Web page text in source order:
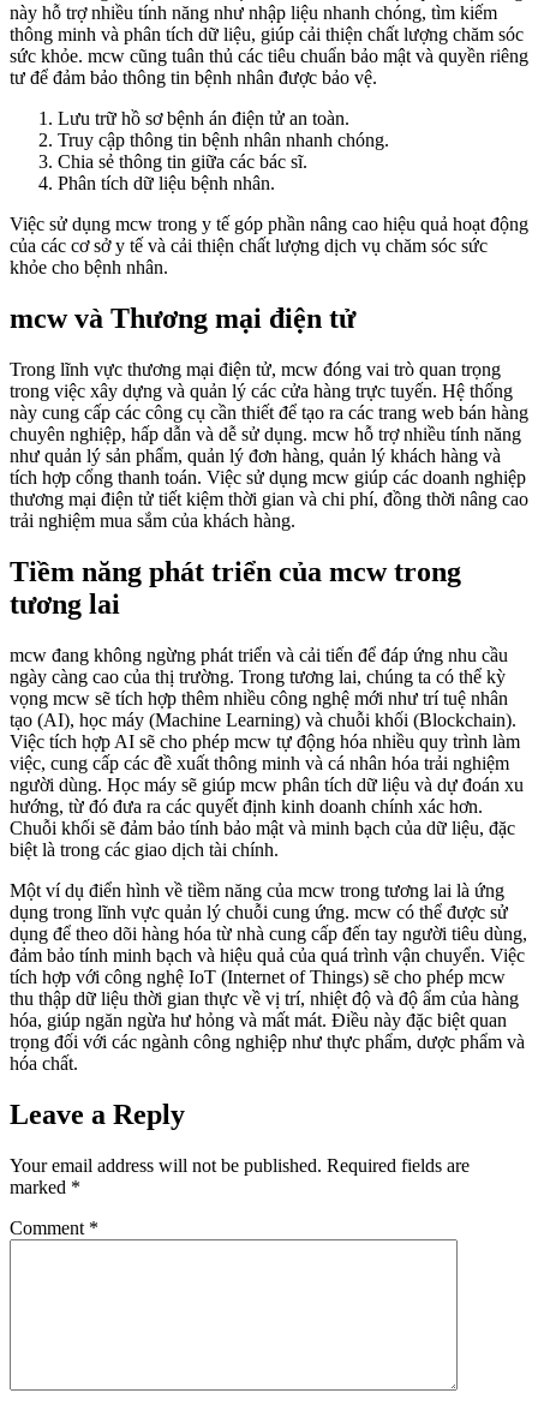
này hỗ trợ nhiều tính năng như nhập liệu nhanh chóng, tìm kiếm
thông minh và phân tích dữ liệu, giúp cải thiện chất lượng chăm sóc
sức khỏe. mcw cũng tuân thủ các tiêu chuẩn bảo mật và quyền riêng
tư để đảm bảo thông tin bệnh nhân được bảo vệ.
Lưu trữ hồ sơ bệnh án điện tử an toàn.
Truy cập thông tin bệnh nhân nhanh chóng.
Chia sẻ thông tin giữa các bác sĩ.
Phân tích dữ liệu bệnh nhân.
Việc sử dụng mcw trong y tế góp phần nâng cao hiệu quả hoạt động
của các cơ sở y tế và cải thiện chất lượng dịch vụ chăm sóc sức
khỏe cho bệnh nhân.
mcw và Thương mại điện tử
Trong lĩnh vực thương mại điện tử, mcw đóng vai trò quan trọng
trong việc xây dựng và quản lý các cửa hàng trực tuyến. Hệ thống
này cung cấp các công cụ cần thiết để tạo ra các trang web bán hàng
chuyên nghiệp, hấp dẫn và dễ sử dụng. mcw hỗ trợ nhiều tính năng
như quản lý sản phẩm, quản lý đơn hàng, quản lý khách hàng và
tích hợp cổng thanh toán. Việc sử dụng mcw giúp các doanh nghiệp
thương mại điện tử tiết kiệm thời gian và chi phí, đồng thời nâng cao
trải nghiệm mua sắm của khách hàng.
Tiềm năng phát triển của mcw trong
tương lai
mcw đang không ngừng phát triển và cải tiến để đáp ứng nhu cầu
ngày càng cao của thị trường. Trong tương lai, chúng ta có thể kỳ
vọng mcw sẽ tích hợp thêm nhiều công nghệ mới như trí tuệ nhân
tạo (AI), học máy (Machine Learning) và chuỗi khối (Blockchain).
Việc tích hợp AI sẽ cho phép mcw tự động hóa nhiều quy trình làm
việc, cung cấp các đề xuất thông minh và cá nhân hóa trải nghiệm
người dùng. Học máy sẽ giúp mcw phân tích dữ liệu và dự đoán xu
hướng, từ đó đưa ra các quyết định kinh doanh chính xác hơn.
Chuỗi khối sẽ đảm bảo tính bảo mật và minh bạch của dữ liệu, đặc
biệt là trong các giao dịch tài chính.
Một ví dụ điển hình về tiềm năng của mcw trong tương lai là ứng
dụng trong lĩnh vực quản lý chuỗi cung ứng. mcw có thể được sử
dụng để theo dõi hàng hóa từ nhà cung cấp đến tay người tiêu dùng,
đảm bảo tính minh bạch và hiệu quả của quá trình vận chuyển. Việc
tích hợp với công nghệ IoT (Internet of Things) sẽ cho phép mcw
thu thập dữ liệu thời gian thực về vị trí, nhiệt độ và độ ẩm của hàng
hóa, giúp ngăn ngừa hư hỏng và mất mát. Điều này đặc biệt quan
trọng đối với các ngành công nghiệp như thực phẩm, dược phẩm và
hóa chất.
Leave a Reply
Your email address will not be published. Required fields are
marked *
Comment *